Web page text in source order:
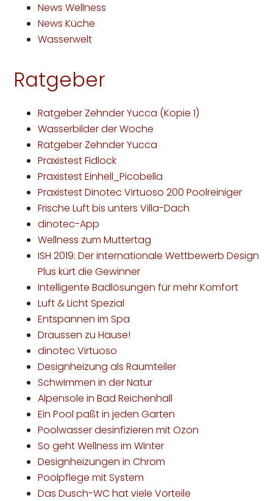
News Wellness
News Küche
Wasserwelt
Ratgeber
Ratgeber Zehnder Yucca (Kopie 1)
Wasserbilder der Woche
Ratgeber Zehnder Yucca
Praxistest Fidlock
Praxistest Einhell_Picobella
Praxistest Dinotec Virtuoso 200 Poolreiniger
Frische Luft bis unters Villa-Dach
dinotec-App
Wellness zum Muttertag
ISH 2019: Der internationale Wettbewerb Design
Plus kürt die Gewinner
Intelligente Badlösungen für mehr Komfort
Luft & Licht Spezial
Entspannen im Spa
Draussen zu Hause!
dinotec Virtuoso
Designheizung als Raumteiler
Schwimmen in der Natur
Alpensole in Bad Reichenhall
Ein Pool paßt in jeden Garten
Poolwasser desinfizieren mit Ozon
So geht Wellness im Winter
Designheizungen in Chrom
Poolpflege mit System
Das Dusch-WC hat viele Vorteile